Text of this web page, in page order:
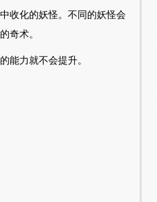
收化的妖怪。不同的妖怪会
奇术。
能力就不会提升。